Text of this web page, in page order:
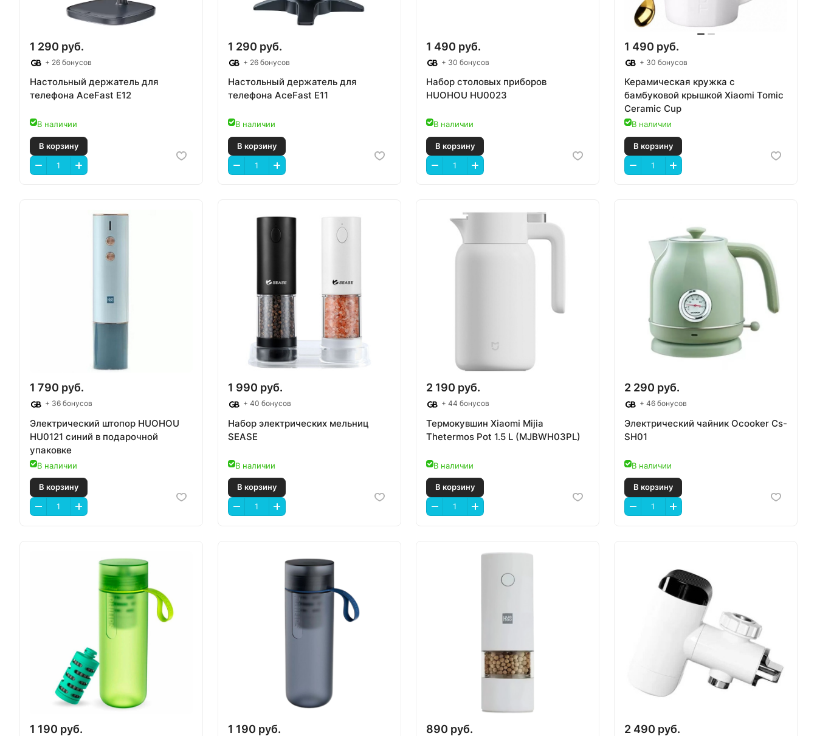
1 290 руб.
+ 26 бонусов
Настольный держатель для
телефона AceFast E12
В наличии
1 290 руб.
+ 26 бонусов
Настольный держатель для
телефона AceFast E11
В наличии
1 490 руб.
+ 30 бонусов
Набор столовых приборов
HUOHOU HU0023
В наличии
1 490 руб.
+ 30 бонусов
Керамическая кружка с
бамбуковой крышкой Xiaomi Tomic
Ceramic Cup
В наличии
В корзину
1 790 руб.
+ 36 бонусов
Электрический штопор HUOHOU
HU0121 синий в подарочной
упаковке
В наличии
В корзину
1 990 руб.
+ 40 бонусов
Набор электрических мельниц
SEASE
В наличии
2 190 руб.
+ 44 бонусов
Термокувшин Xiaomi Mijia
Thetermos Pot 1.5 L (MJBWH03PL)
В наличии
В корзину
2 290 руб.
+ 46 бонусов
Электрический чайник Ocooker Cs-
SH01
В наличии
1 190 руб. 1 190 руб. 890 руб. 2 490 руб.